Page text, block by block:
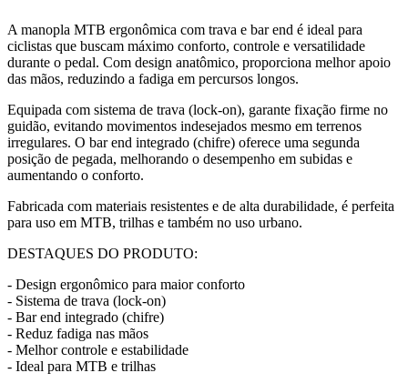
A manopla MTB ergonômica com trava e bar end é ideal para
ciclistas que buscam máximo conforto, controle e versatilidade
durante o pedal. Com design anatômico, proporciona melhor apoio
das mãos, reduzindo a fadiga em percursos longos.
Equipada com sistema de trava (lock-on), garante fixação firme no
guidão, evitando movimentos indesejados mesmo em terrenos
irregulares. O bar end integrado (chifre) oferece uma segunda
posição de pegada, melhorando o desempenho em subidas e
aumentando o conforto.
Fabricada com materiais resistentes e de alta durabilidade, é perfeita
para uso em MTB, trilhas e também no uso urbano.
DESTAQUES DO PRODUTO:
- Design ergonômico para maior conforto
- Sistema de trava (lock-on)
- Bar end integrado (chifre)
- Reduz fadiga nas mãos
- Melhor controle e estabilidade
- Ideal para MTB e trilhas